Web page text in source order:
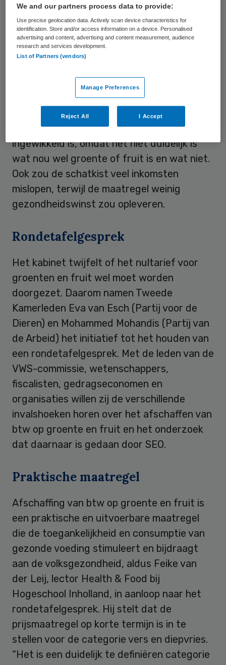
In het regeerakkoord verkondigde het
kabinet dat het btw-tarief op groente en
fruit per 2024 moet worden teruggebracht
te sneuvelen met het onderzoek
bureau SEO in opdracht van het ministerie
van Financiën uitvoerde. Conclusie van het
onderzoek is dat zo’n stap juridisch
ingewikkeld is, omdat het niet duidelijk is
wat nou wel groente of fruit is en wat niet.
Ook zou de schatkist veel inkomsten
mislopen, terwijl de maatregel weinig
gezondheidswinst zou opleveren.
Rondetafelgesprek
Het kabinet twijfelt of het nultarief voor
groenten en fruit wel moet worden
doorgezet. Daarom namen Tweede
Kamerleden Eva van Esch (Partij voor de
Dieren) en Mohammed Mohandis (Partij van
de Arbeid) het initiatief tot het houden van
een rondetafelgesprek. Met de leden van de
VWS-commissie, wetenschappers,
fiscalisten, gedragseconomen en
organisaties willen zij de verschillende
invalshoeken horen over het afschaffen van
btw op groente en fruit en het onderzoek
dat daarnaar is gedaan door SEO.
Praktische maatregel
Afschaffing van btw op groente en fruit is
een praktische en uitvoerbare maatregel
die de toegankelijkheid en consumptie van
gezonde voeding stimuleert en bijdraagt
aan de volksgezondheid, aldus Feike van
der Leij, lector Health & Food bij
Hogeschool Inholland, in aanloop naar het
rondetafelgesprek. Hij stelt dat de
prijsmaatregel op korte termijn is in te
stellen voor de categorie vers en diepvries.
“Het is een duidelijk te definiëren categorie
We and our partners process data to provide:
Use precise geolocation data. Actively scan device characteristics for
identification. Store and/or access information on a device. Personalised
advertising and content, advertising and content measurement, audience
research and services development.
List of Partners (vendors)
Manage Preferences
Reject All I Accept